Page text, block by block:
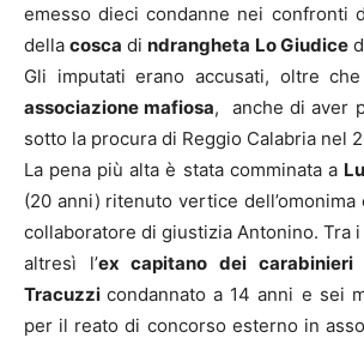
emesso dieci condanne nei confronti
della cosca di ndrangheta Lo Giudice
Gli imputati erano accusati, oltre
associazione mafiosa, anche di aver
sotto la procura di Reggio Calabria nel
La pena più alta è stata comminata a
(20 anni) ritenuto vertice dell’omonima
collaboratore di giustizia Antonino. Tra
altresì l’ex capitano dei carabinieri
Tracuzzicondannato a 14 anni e sei
per il reato di concorso esterno in